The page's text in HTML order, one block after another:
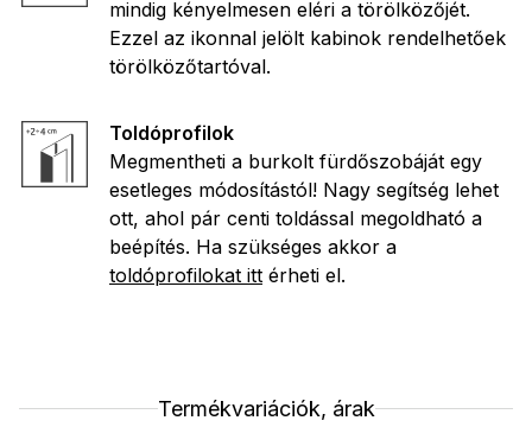
mindig kényelmesen eléri a törölközőjét.
Ezzel az ikonnal jelölt kabinok rendelhetőek
törölközőtartóval.
Toldóprofilok
Megmentheti a burkolt fürdőszobáját egy
esetleges módosítástól! Nagy segítség lehet
ott, ahol pár centi toldással megoldható a
beépítés. Ha szükséges akkor a
toldóprofilokat itt érheti el.
Termékvariációk, árak